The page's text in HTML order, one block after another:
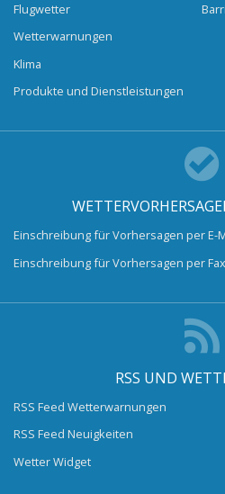
Flugwetter
Wetterwarnungen
Klima
Produkte und Dienstleistungen
Einschreibung für Vorhersagen per E-
Einschreibung für Vorhersagen per Fax
RSS UND
RSS Feed Wetterwarnungen
RSS Feed Neuigkeiten
Wetter Widget